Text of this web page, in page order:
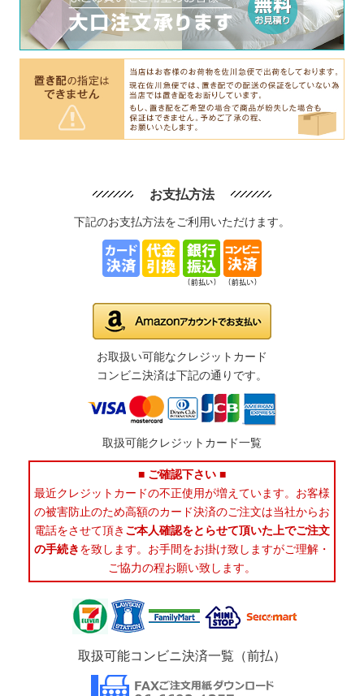
お支払方法
下記のお支払方法をご利用いただけます。
お取扱い可能なクレジットカード
コンビニ決済は下記の通りです。
取扱可能クレジットカード一覧
■ ご確認下さい ■
最近クレジットカードの不正使用が増えています。お客様
の被害防止のため高額のカード決済のご注文は当社からお
電話をさせて頂き ご本人確認をとらせて頂いた上でご注文
の手続きを致します。お手間をお掛け致しますがご理解・
ご協力の程お願い致します。
取扱可能コンビニ決済一覧（前払）